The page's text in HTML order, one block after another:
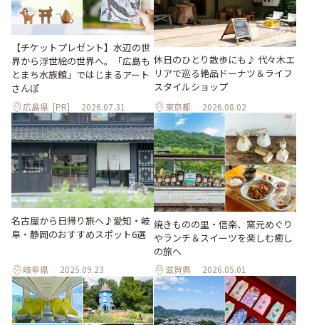
【チケットプレゼント】水辺の世
界から浮世絵の世界へ。「広島も
とまち水族館」ではじまるアート
さんぽ
広島県 [PR] 2026.07.31
休日のひとり散歩にも♪ 代々木エ
リアで巡る絶品ドーナツ＆ライフ
スタイルショップ
東京都 2026.08.02
名古屋から日帰り旅へ♪愛知・岐
阜・静岡のおすすめスポット6選
岐阜県 2025.09.23
焼きものの里・信楽、窯元めぐり
やランチ＆スイーツを楽しむ癒し
の旅へ
滋賀県 2026.05.01